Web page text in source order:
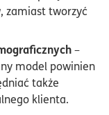
zamiast tworzyć
–
model powinien
także
klienta.